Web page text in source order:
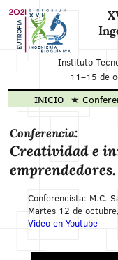
Instituto
11–15 de
INICIO
Conferencia:
Creatividad e
emprendedores.
Conferencista: M.C.
Martes 12 de
Video en Youtube